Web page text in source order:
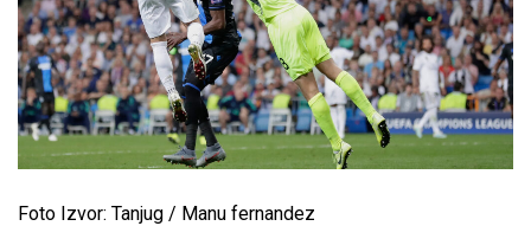
Foto Izvor: Tanjug / Manu fernandez